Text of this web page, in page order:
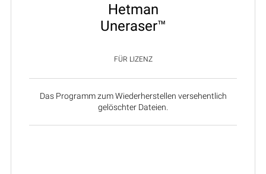
Hetman
Uneraser™
FÜR LIZENZ
Das Programm zum Wiederherstellen versehentlich
gelöschter Dateien.